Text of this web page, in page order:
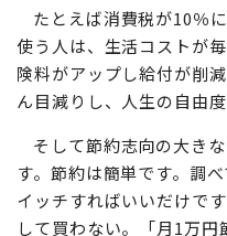
たとえば消費税が10％
使う人は、生活コストが
険料がアップし給付が削
ん目減りし、人生の自由
そして節約志向の大き
す。節約は簡単です。調
イッチすればいいだけで
して買わない。「月1万